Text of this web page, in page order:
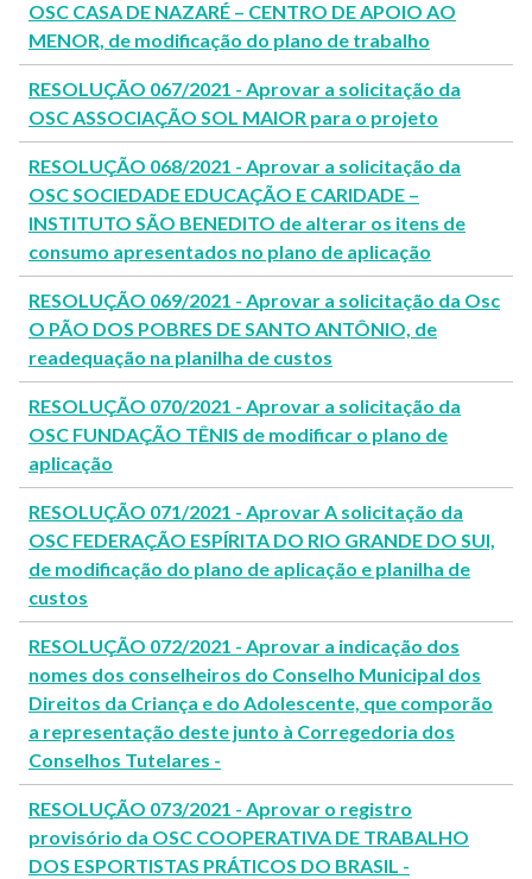
OSC CASA DE NAZARÉ – CENTRO DE APOIO AO
MENOR, de modificação do plano de trabalho
RESOLUÇÃO 067/2021 - Aprovar a solicitação da
OSC ASSOCIAÇÃO SOL MAIOR para o projeto
RESOLUÇÃO 068/2021 - Aprovar a solicitação da
OSC SOCIEDADE EDUCAÇÃO E CARIDADE –
INSTITUTO SÃO BENEDITO de alterar os itens de
consumo apresentados no plano de aplicação
RESOLUÇÃO 069/2021 - Aprovar a solicitação da Osc
O PÃO DOS POBRES DE SANTO ANTÔNIO, de
readequação na planilha de custos
RESOLUÇÃO 070/2021 - Aprovar a solicitação da
OSC FUNDAÇÃO TÊNIS de modificar o plano de
aplicação
RESOLUÇÃO 071/2021 - Aprovar A solicitação da
OSC FEDERAÇÃO ESPÍRITA DO RIO GRANDE DO SUl,
de modificação do plano de aplicação e planilha de
custos
RESOLUÇÃO 072/2021 - Aprovar a indicação dos
nomes dos conselheiros do Conselho Municipal dos
Direitos da Criança e do Adolescente, que comporão
a representação deste junto à Corregedoria dos
Conselhos Tutelares -
RESOLUÇÃO 073/2021 - Aprovar o registro
provisório da OSC COOPERATIVA DE TRABALHO
DOS ESPORTISTAS PRÁTICOS DO BRASIL -